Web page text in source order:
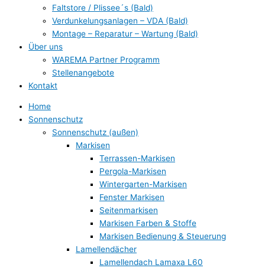
Faltstore / Plissee´s (Bald)
Verdunkelungsanlagen – VDA (Bald)
Montage – Reparatur – Wartung (Bald)
Über uns
WAREMA Partner Programm
Stellenangebote
Kontakt
Home
Sonnenschutz
Sonnenschutz (außen)
Markisen
Terrassen-Markisen
Pergola-Markisen
Wintergarten-Markisen
Fenster Markisen
Seitenmarkisen
Markisen Farben & Stoffe
Markisen Bedienung & Steuerung
Lamellendächer
Lamellendach Lamaxa L60